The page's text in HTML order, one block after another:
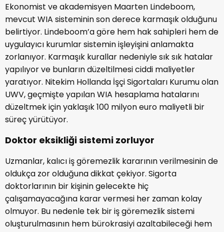
Ekonomist ve akademisyen Maarten Lindeboom,
mevcut WIA sisteminin son derece karmaşık olduğunu
belirtiyor. Lindeboom’a göre hem hak sahipleri hem de
uygulayıcı kurumlar sistemin işleyişini anlamakta
zorlanıyor. Karmaşık kurallar nedeniyle sık sık hatalar
yapılıyor ve bunların düzeltilmesi ciddi maliyetler
yaratıyor. Nitekim Hollanda İşçi Sigortaları Kurumu olan
UWV, geçmişte yapılan WIA hesaplama hatalarını
düzeltmek için yaklaşık 100 milyon euro maliyetli bir
süreç yürütüyor.
Doktor eksikliği sistemi zorluyor
Uzmanlar, kalıcı iş göremezlik kararının verilmesinin de
oldukça zor olduğuna dikkat çekiyor. Sigorta
doktorlarının bir kişinin gelecekte hiç
çalışamayacağına karar vermesi her zaman kolay
olmuyor. Bu nedenle tek bir iş göremezlik sistemi
oluşturulmasının hem bürokrasiyi azaltabileceği hem